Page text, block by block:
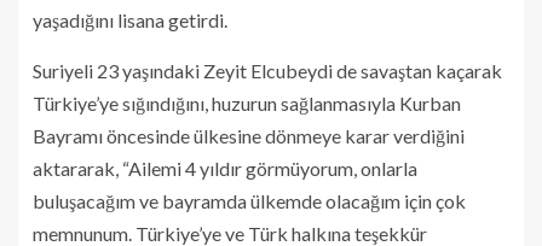
yaşadığını lisana getirdi.
Suriyeli 23 yaşındaki Zeyit Elcubeydi de savaştan kaçarak
Türkiye’ye sığındığını, huzurun sağlanmasıyla Kurban
Bayramı öncesinde ülkesine dönmeye karar verdiğini
aktararak, “Ailemi 4 yıldır görmüyorum, onlarla
buluşacağım ve bayramda ülkemde olacağım için çok
memnunum. Türkiye’ye ve Türk halkına teşekkür